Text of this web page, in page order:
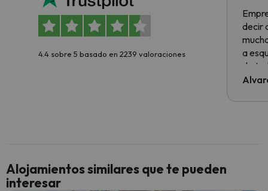
4.4 sobre 5 basado en 2239 valoraciones
decir
a
de
al
culpa
Alojamientos similares que te pueden
interesar